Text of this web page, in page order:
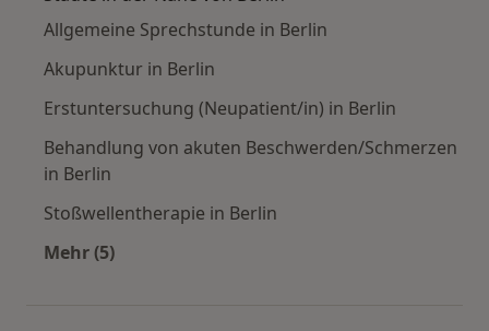
Allgemeine Sprechstunde in Berlin
Akupunktur in Berlin
Erstuntersuchung (Neupatient/in) in Berlin
Behandlung von akuten Beschwerden/Schmerzen
in Berlin
Stoßwellentherapie in Berlin
Mehr (5)